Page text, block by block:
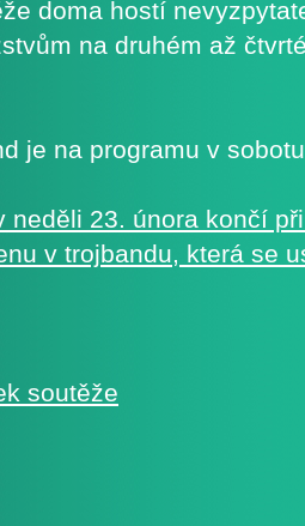
doma hostí
na druhém až
je na programu v
neděli 23. února končí
v trojbandu, která se
soutěže